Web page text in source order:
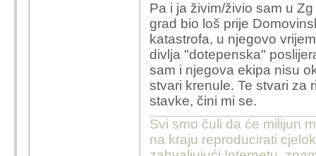
odnosa gdje se
Mogao si biti i sa
da govore istinu.
cak i da je postena
tesko za prihvatiti da
Stovise, sam si naveo
bas najpozitivnije sto
pa dobrim djelom i je,
Pa i ja živim/živio sam u
grad bio loš prije
katastrofa, u njegovo
divlja "dotepenska"
sam i njegova ekipa nisu
stvari krenule. Te stvari za
stavke, čini mi se.
Svi smo čuli da će milijun
na kraju reproducirati